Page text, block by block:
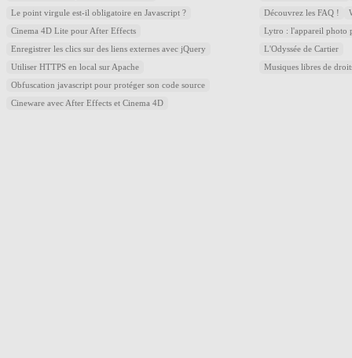
Le point virgule est-il obligatoire en Javascript ?
Cinema 4D Lite pour After Effects
Enregistrer les clics sur des liens externes avec jQuery
Utiliser HTTPS en local sur Apache
Obfuscation javascript pour protéger son code source
Cineware avec After Effects et Cinema 4D
Découvrez les FAQ !
Lytro : l'appareil photo
L'Odyssée de Cartier
Musiques libres de